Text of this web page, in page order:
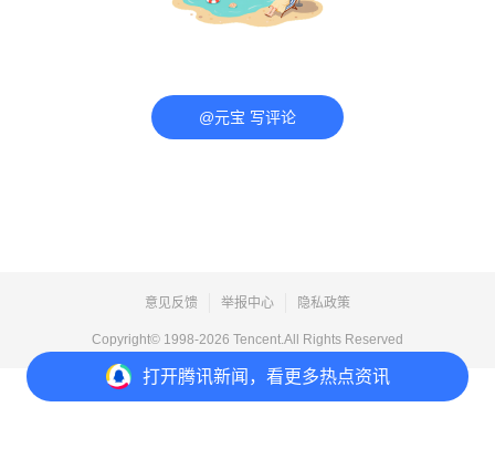
打开腾讯新闻，看更多热点资讯
@元宝 写评论
意见反馈 举报中心 隐私政策
Copyright© 1998-2026 Tencent.All Rights Reserved